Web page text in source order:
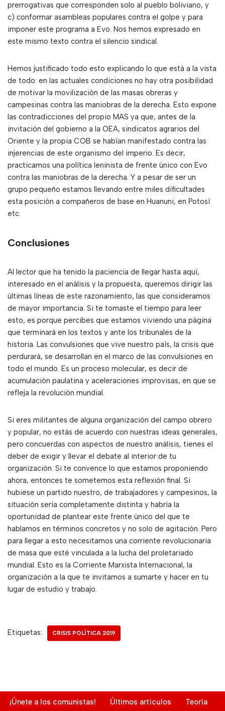
prerrogativas que corresponden solo al pueblo boliviano, y
c) conformar asambleas populares contra el golpe y para
imponer este programa a Evo. Nos hemos expresado en
este mismo texto contra el silencio sindical.
Hemos justificado todo esto explicando lo que está a la vista
de todo: en las actuales condiciones no hay otra posibilidad
de motivar la movilización de las masas obreras y
campesinas contra las maniobras de la derecha. Esto expone
las contradicciones del propio MAS ya que, antes de la
invitación del gobierno a la OEA, sindicatos agrarios del
Oriente y la propia COB se habían manifestado contra las
injerencias de este organismo del imperio. Es decir,
practicamos una política leninista de frente único con Evo
contra las maniobras de la derecha. Y a pesar de ser un
grupo pequeño estamos llevando entre miles dificultades
esta posición a compañeros de base en Huanuni, en Potosí
etc.
Conclusiones
Al lector que ha tenido la paciencia de llegar hasta aquí,
interesado en el análisis y la propuesta, queremos dirigir las
últimas líneas de este razonamiento, las que consideramos
de mayor importancia. Si te tomaste el tiempo para leer
esto, es porque percibes que estamos viviendo una página
que terminará en los textos y ante los tribunales de la
historia. Las convulsiones que vive nuestro país, la crisis que
perdurará, se desarrollan en el marco de las convulsiones en
todo el mundo. Es un proceso molecular, es decir de
acumulación paulatina y aceleraciones improvisas, en que se
refleja la revolución mundial.
Si eres militantes de alguna organización del campo obrero
y popular, no estás de acuerdo con nuestras ideas generales,
pero concuerdas con aspectos de nuestro análisis, tienes el
deber de exigir y llevar el debate al interior de tu
organización. Si te convence lo que estamos proponiendo
ahora, entonces te sometemos esta reflexión final. Si
hubiese un partido nuestro, de trabajadores y campesinos, la
situación sería completamente distinta y habría la
oportunidad de plantear este frente único del que te
hablamos en términos concretos y no solo de agitación. Pero
para llegar a esto necesitamos una corriente revolucionaria
de masa que esté vinculada a la lucha del proletariado
mundial. Esto es la Corriente Marxista Internacional, la
organización a la que te invitamos a sumarte y hacer en tu
lugar de estudio y trabajo.
Etiquetas: CRISIS POLÍTICA 2019
¡Únete a los comunistas! Últimos artículos
Teoría